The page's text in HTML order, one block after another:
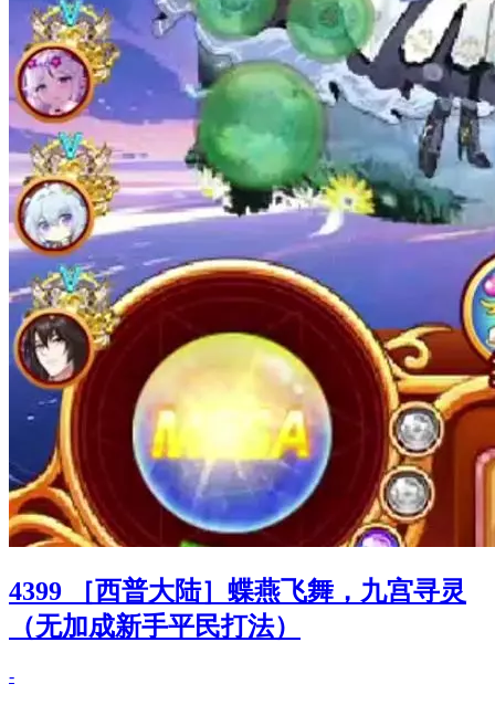
4399 ［西普大陆］蝶燕飞舞，九宫寻灵
（无加成新手平民打法）
-